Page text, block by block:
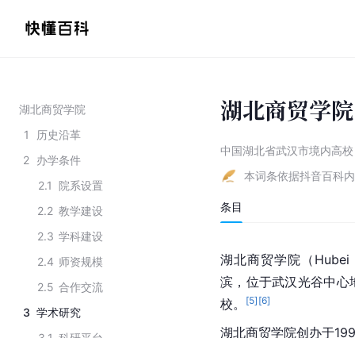
湖北商贸学院
1
历史沿革
2 办学条件
2.1 院系设置
2.2 教学建设
2.3 学科建设
2.4 师资规模
2.5 合作交流
3 学术研究
湖北商贸学院
中国湖北省武汉市境内高校
本词条依据抖音百科
条目
湖北商贸学院（
滨，位于武汉光谷中心
校。
[5] [6]
湖北商贸学院创办于